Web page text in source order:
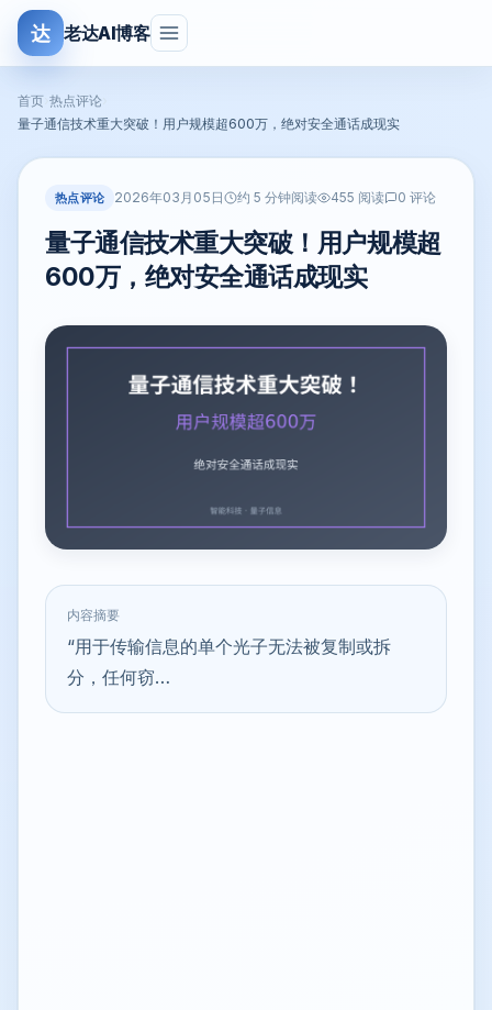
达 老达AI博客
首页 热点评论
量子通信技术重大突破！用户规模超600万，绝对安全通话成现实
热点评论 2026年03月05日 约 5 分钟阅读 455 阅读 0 评论
量子通信技术重大突破！用户规模超
600万，绝对安全通话成现实
内容摘要
“用于传输信息的单个光子无法被复制或拆
分，任何窃…